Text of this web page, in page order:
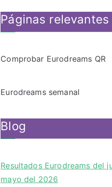
Páginas relevantes
Comprobar Eurodreams QR
Eurodreams semanal
Blog
Resultados Eurodreams del
mayo del 2026